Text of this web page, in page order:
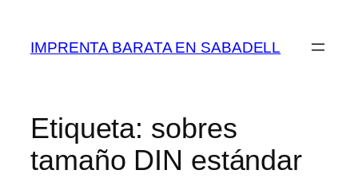
contenido
IMPRENTA BARATA EN SABADELL
Etiqueta: sobres
tamaño DIN estándar